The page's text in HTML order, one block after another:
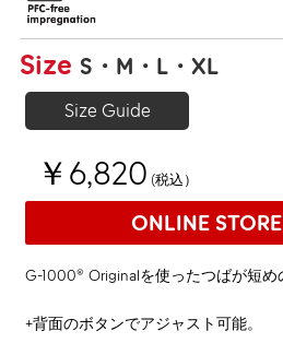
Size S M L XL
Size Guide
￥6,820 (税込）
ONLINE
G-1000® Originalを使ったつばが短め
+背面のボタンでアジャスト可能。